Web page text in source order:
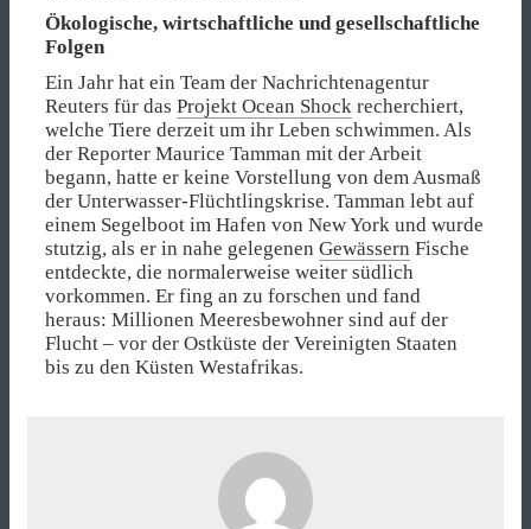
Ökologische, wirtschaftliche und gesellschaftliche
Folgen
Ein Jahr hat ein Team der Nachrichtenagentur
Reuters für das Projekt Ocean Shock recherchiert,
welche Tiere derzeit um ihr Leben schwimmen. Als
der Reporter Maurice Tamman mit der Arbeit
begann, hatte er keine Vorstellung von dem Ausmaß
der Unterwasser-Flüchtlingskrise. Tamman lebt auf
einem Segelboot im Hafen von New York und wurde
stutzig, als er in nahe gelegenen Gewässern Fische
entdeckte, die normalerweise weiter südlich
vorkommen. Er fing an zu forschen und fand
heraus: Millionen Meeresbewohner sind auf der
Flucht – vor der Ostküste der Vereinigten Staaten
bis zu den Küsten Westafrikas.